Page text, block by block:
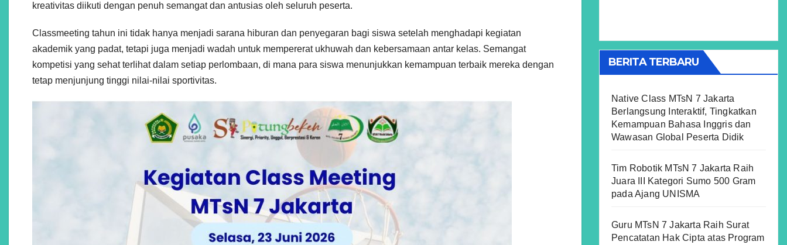
kreativitas diikuti dengan penuh semangat dan antusias oleh seluruh peserta.
Classmeeting tahun ini tidak hanya menjadi sarana hiburan dan penyegaran bagi siswa setelah menghadapi kegiatan
akademik yang padat, tetapi juga menjadi wadah untuk mempererat ukhuwah dan kebersamaan antar kelas. Semangat
kompetisi yang sehat terlihat dalam setiap perlombaan, di mana para siswa menunjukkan kemampuan terbaik mereka dengan
tetap menjunjung tinggi nilai-nilai sportivitas.
BERITA TERBARU
Native Class MTsN 7 Jakarta
Berlangsung Interaktif, Tingkatkan
Kemampuan Bahasa Inggris dan
Wawasan Global Peserta Didik
Tim Robotik MTsN 7 Jakarta Raih
Juara III Kategori Sumo 500 Gram
pada Ajang UNISMA
Guru MTsN 7 Jakarta Raih Surat
Pencatatan Hak Cipta atas Program